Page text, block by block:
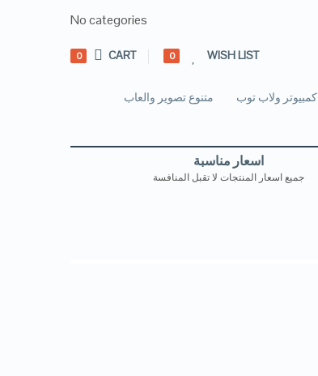
No categories
WISH LIST
0
CART
0
كمبيوتر ولاب توب متنوع تصوير والعاب
اسعار مناسبة
جميع اسعار المنتجات لا تقبل المنافسة